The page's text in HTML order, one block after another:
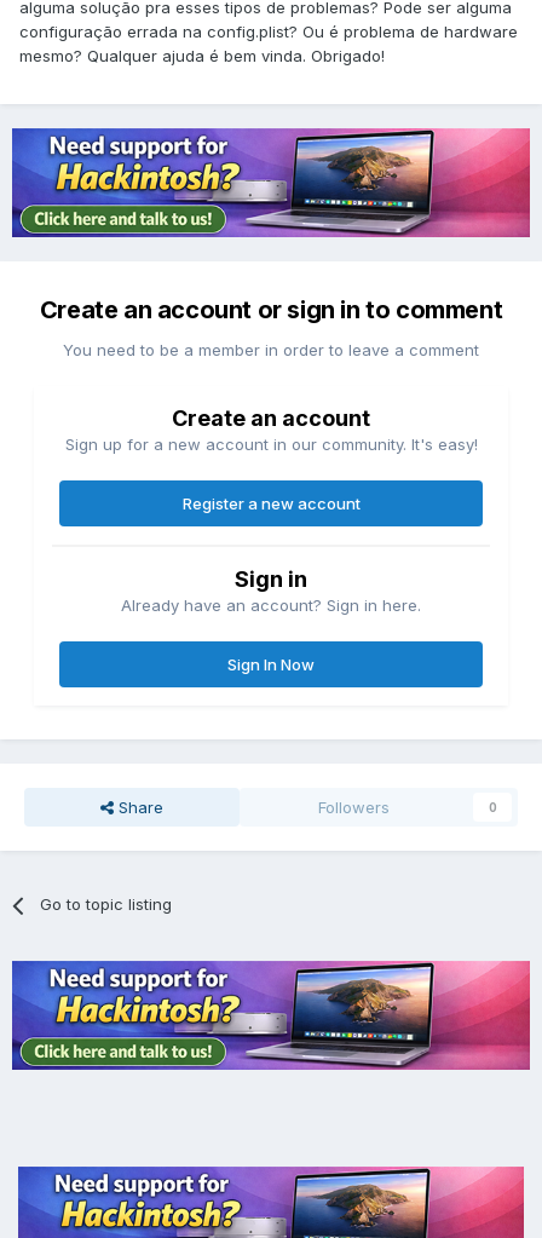
alguma solução pra esses tipos de problemas? Pode ser alguma
configuração errada na config.plist? Ou é problema de hardware
mesmo? Qualquer ajuda é bem vinda. Obrigado!
Create an account or sign in to comment
You need to be a member in order to leave a comment
Create an account
Sign up for a new account in our community. It's easy!
Register a new account
Sign in
Already have an account? Sign in here.
Sign In Now
Share Followers 0
Go to topic listing